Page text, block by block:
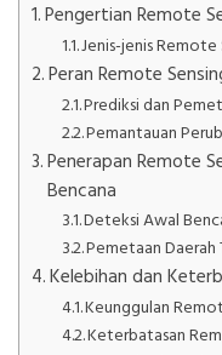
Pengertian Remote
Jenis-jenis Remote
Peran Remote
Prediksi dan
Pemantauan
Penerapan Remote
Bencana
Deteksi Awal
Pemetaan Daerah
Kelebihan dan
Keunggulan
Keterbatasan